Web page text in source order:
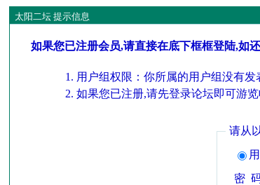
太阳二坛 提示信息
如果您已注册会员,请直接在底下框框登陆,如
用户组权限：你所属的用户组没有发
如果您已注册,请先登录论坛即可游
请从
密